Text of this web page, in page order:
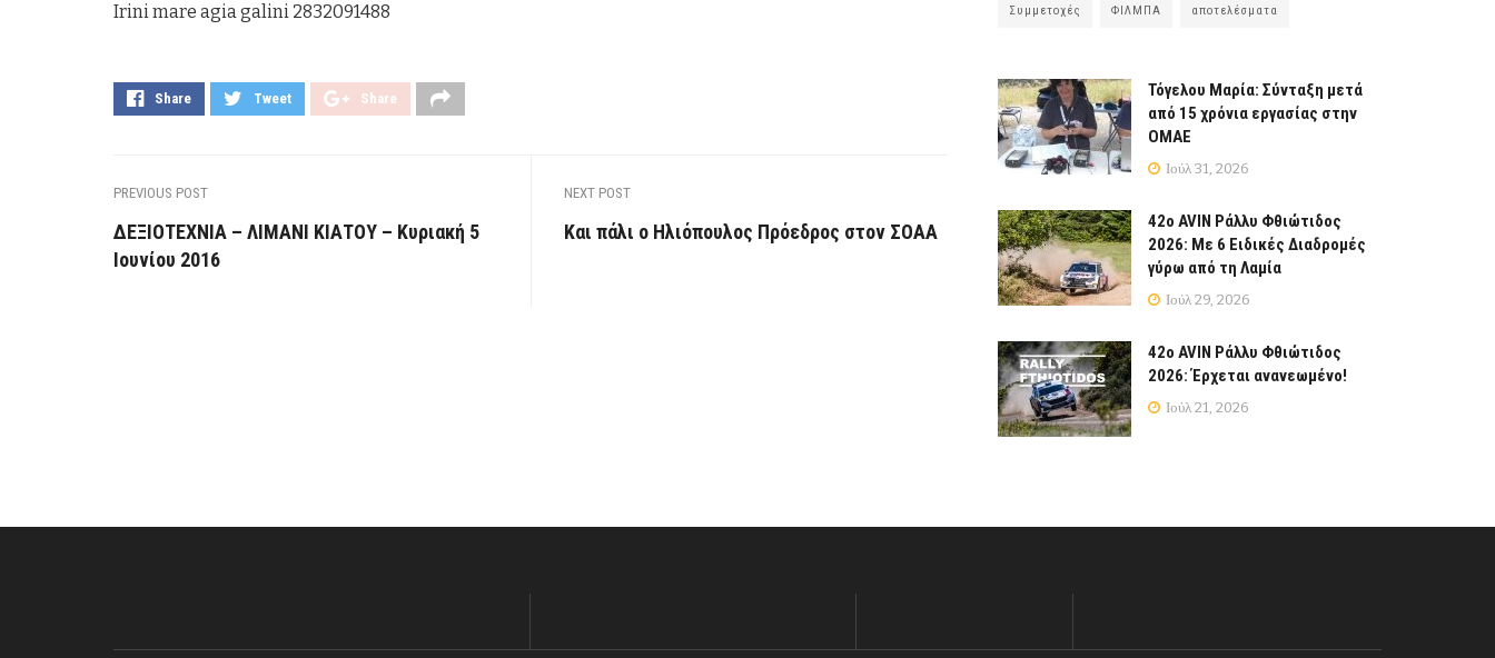
Irini mare agia galini 2832091488
Share Tweet Share
PREVIOUS POST
ΔΕΞΙΟΤΕΧΝΙΑ – ΛΙΜΑΝΙ ΚΙΑΤΟΥ – Κυριακή 5
Ιουνίου 2016
NEXT POST
Και πάλι ο Ηλιόπουλος Πρόεδρος στον ΣΟΑΑ
Συμμετοχές ΦΙΛΜΠΑ αποτελέσματα
Τόγελου Μαρία: Σύνταξη μετά
από 15 χρόνια εργασίας στην
ΟΜΑΕ
Ιούλ 31, 2026
42ο AVIN Ράλλυ Φθιώτιδος
2026: Με 6 Ειδικές Διαδρομές
γύρω από τη Λαμία
Ιούλ 29, 2026
42ο AVIN Ράλλυ Φθιώτιδος
2026: Έρχεται ανανεωμένο!
Ιούλ 21, 2026